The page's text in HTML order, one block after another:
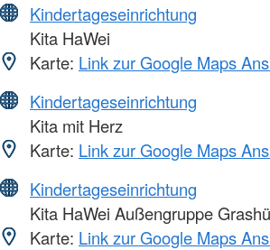
Kindertageseinrichtung
Kita HaWei
Karte: Link zur Google Maps
Kindertageseinrichtung
Kita mit Herz
Karte: Link zur Google Maps
Kindertageseinrichtung
Kita HaWei Außengruppe
Karte: Link zur Google Maps